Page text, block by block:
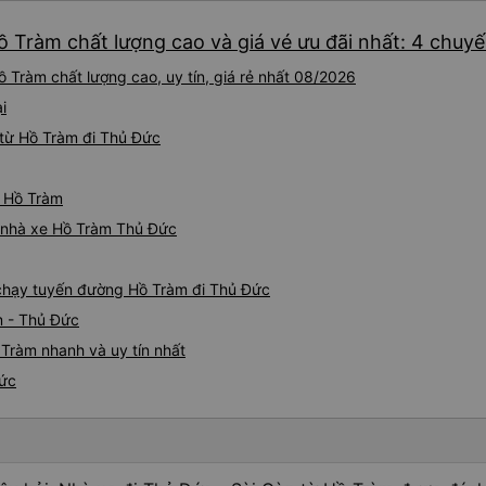
safe travel. Chuyến đi từ hcmc đến vung tau. Tài xế gọi
sớm hay không. Họ sẽ kiểm
chất lượng cao và giá vé ưu đãi nhất: 4
Tràm chất lượng cao, uy tín, giá rẻ nhất 08/2026
Hồ Tràm đi Thủ Đức
Tràm
xe Hồ Tràm Thủ Đức
tuyến đường Hồ Tràm đi Thủ Đức
- Thủ Đức
nhanh và uy tín nhất